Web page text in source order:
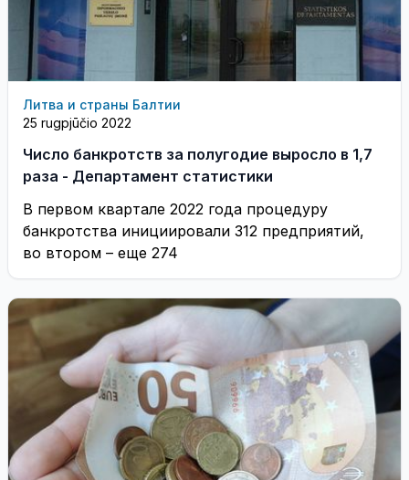
Литва и страны Балтии
25 rugpjūčio 2022
Число банкротств за полугодие выросло в 1,7
раза - Департамент статистики
В первом квартале 2022 года процедуру
банкротства инициировали 312 предприятий,
во втором – еще 274